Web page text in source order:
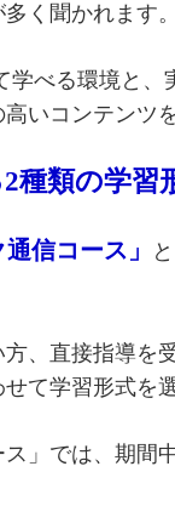
く聞かれます
学べる環境と、
いコンテンツ
種類の学習
通信コース」
、直接指導を
て学習形式を
」では、期間